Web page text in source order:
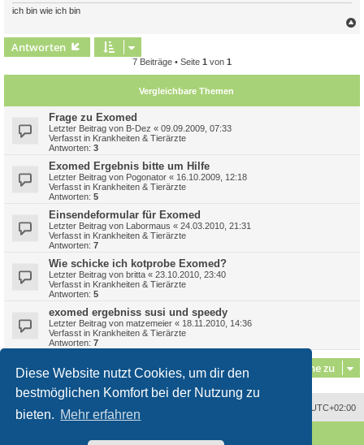
Diese Website nutzt Cookies, um dir den
bestmöglichen Komfort bei der Nutzung zu
bieten. Mehr erfahren
ich bin wie ich bin
Antworten
7 Beiträge • Seite 1 von 1
Vergleichbare Themen
Frage zu Exomed
Letzter Beitrag von B-Dez « 09.09.2009, 07:33
Verfasst in Krankheiten & Tierärzte
Antworten: 3
Exomed Ergebnis bitte um Hilfe
Letzter Beitrag von Pogonator « 16.10.2009, 12:18
Verfasst in Krankheiten & Tierärzte
Antworten: 5
Einsendeformular für Exomed
Letzter Beitrag von Labormaus « 24.03.2010, 21:31
Verfasst in Krankheiten & Tierärzte
Antworten: 7
Wie schicke ich kotprobe Exomed?
Letzter Beitrag von britta « 23.10.2010, 23:40
Verfasst in Krankheiten & Tierärzte
Antworten: 5
exomed ergebniss susi und speedy
Letzter Beitrag von matzemeier « 18.11.2010, 14:36
Verfasst in Krankheiten & Tierärzte
Antworten: 7
Gehe zu
UTC+02:00